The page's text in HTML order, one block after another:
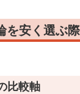
安く選ぶ
比較軸